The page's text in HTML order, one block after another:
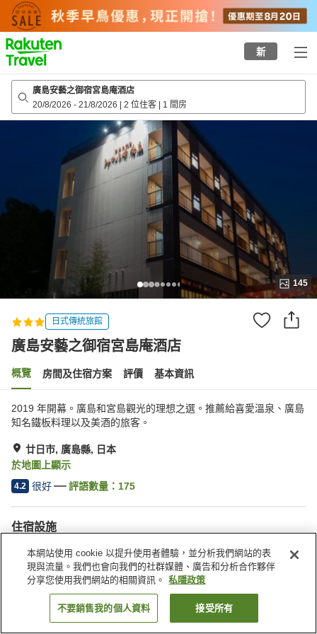
to
top
page
新
廣島安藝之御宿宮島庵酒店
20/8/2026 - 21/8/2026 | 2 位住客 | 1 間房
145
日式傳統旅館
廣島安藝之御宿宮島庵酒店
概覽 房間及住宿方案 評價 基本資訊
2019 年開幕。廣島和宮島觀光的理想之選。推薦給喜愛溫泉、廣島
知名鐵板料理以及美酒的旅客。
廿日市, 廣島縣, 日本
於地圖上顯示
4.2 很好 評語數量： 175
住宿設施
停車場
桑拿
餐廳
寵物友善
找客房
本網站使用 cookie 以提升使用者體驗，並分析我們網站的表
現與流量。我們也會向我們的社群媒體、廣告和分析合作夥伴
分享您使用我們網站的相關資訊。
私隱政策
不要銷售我的個人資料 接受所有